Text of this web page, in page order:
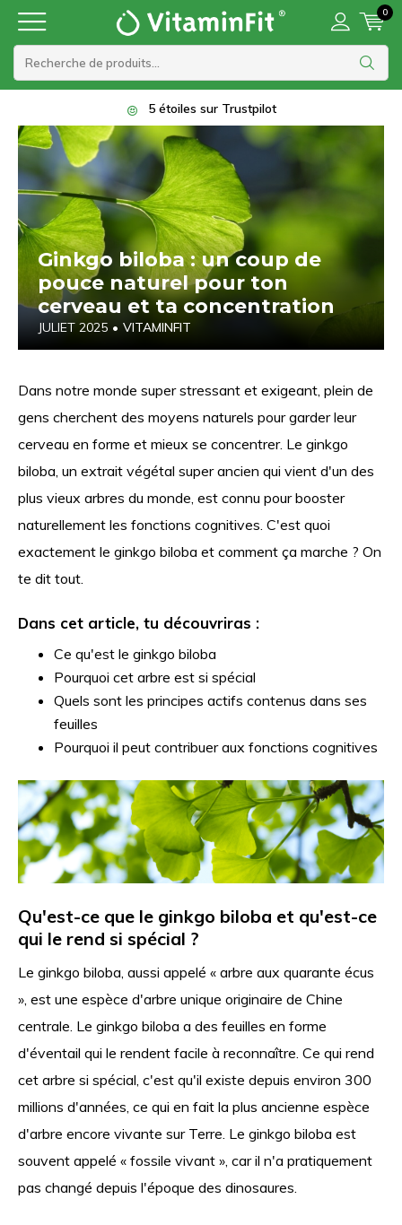
0
5 étoiles sur Trustpilot
Ginkgo biloba : un coup de
pouce naturel pour ton
cerveau et ta concentration
JULIET 2025 • VITAMINFIT
Dans notre monde super stressant et exigeant, plein de
gens cherchent des moyens naturels pour garder leur
cerveau en forme et mieux se concentrer. Le ginkgo
biloba, un extrait végétal super ancien qui vient d'un des
plus vieux arbres du monde, est connu pour booster
naturellement les fonctions cognitives. C'est quoi
exactement le ginkgo biloba et comment ça marche ? On
te dit tout.
Dans cet article, tu découvriras :
Ce qu'est le ginkgo biloba
Pourquoi cet arbre est si spécial
Quels sont les principes actifs contenus dans ses
feuilles
Pourquoi il peut contribuer aux fonctions cognitives
Qu'est-ce que le ginkgo biloba et qu'est-ce
qui le rend si spécial ?
Le ginkgo biloba, aussi appelé « arbre aux quarante écus
», est une espèce d'arbre unique originaire de Chine
centrale. Le ginkgo biloba a des feuilles en forme
d'éventail qui le rendent facile à reconnaître. Ce qui rend
cet arbre si spécial, c'est qu'il existe depuis environ 300
millions d'années, ce qui en fait la plus ancienne espèce
d'arbre encore vivante sur Terre. Le ginkgo biloba est
souvent appelé « fossile vivant », car il n'a pratiquement
pas changé depuis l'époque des dinosaures.